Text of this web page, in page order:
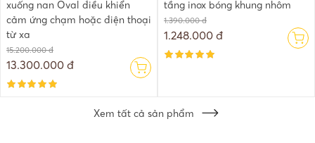
xuống nan Oval điều khiển
cảm ứng chạm hoặc điện thoại
từ xa
15.200.000 đ
13.300.000 đ
tầng inox bóng khung nhôm
1.390.000 đ
1.248.000 đ
Xem tất cả sản phẩm